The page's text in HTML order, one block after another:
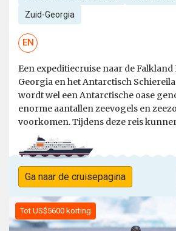
Zuid-Georgia
EN
Een expeditiecruise naar de Falkland
Georgia en het Antarctisch
wordt wel een Antarctische oase
enorme aantallen zeevogels en
voorkomen. Tijdens deze reis
Ga naar de cruisepagina
Tot US$5600 korting